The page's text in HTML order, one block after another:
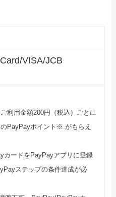
VISA/JCB
利用金額200円（税込）ごとに
PayPayポイント※ がもらえ
カードをPayPayアプリに登録
yステップの条件達成が必